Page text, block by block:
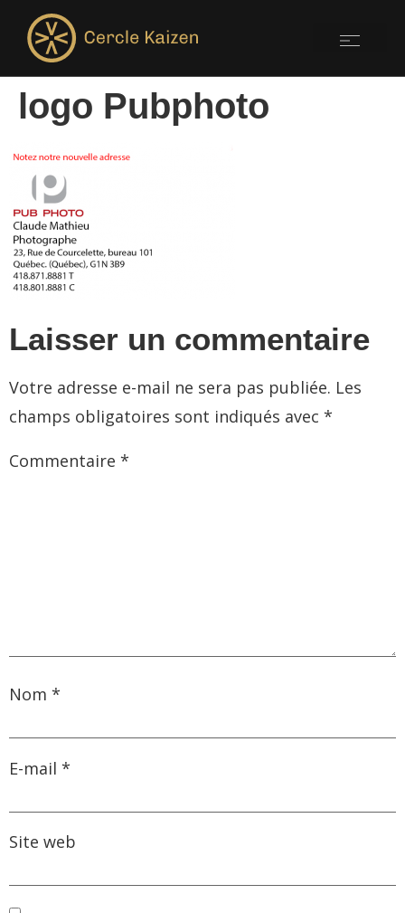
logo Pubphoto
Laisser un commentaire
Votre adresse e-mail ne sera pas publiée. Les
champs obligatoires sont indiqués avec *
Commentaire *
Nom *
E-mail *
Site web